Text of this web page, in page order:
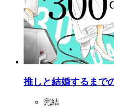
推しと結婚するまで
完結